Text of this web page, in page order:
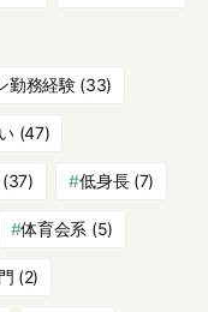
勤務経験(33)
(47)
(37) 低身長(7)
体育会系 (5)
(2)